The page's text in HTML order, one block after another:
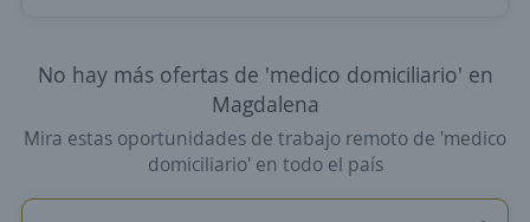
No hay más ofertas de 'medico domiciliario' en
Magdalena
Mira estas oportunidades de trabajo remoto de 'medico
domiciliario' en todo el país